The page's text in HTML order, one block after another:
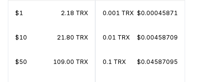
$1 2.18 TRX
$10 21.80 TRX
$50 109.00 TRX
0.001 TRX $0.00045871
0.01 TRX $0.00458709
0.1 TRX $0.04587095